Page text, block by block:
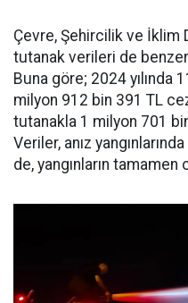
Çevre, Şehircilik ve
tutanak verileri de
Buna göre; 2024 yılında
milyon 912 bin 391 TL
tutanakla 1 milyon 701
Veriler, anız
de, yangınların tamamen